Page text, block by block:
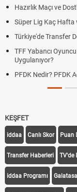
Hazırlık Maçı ve
Süper Lig Kaç Hafta
Türkiye'de Transfer
TFF Yabancı
Uygulanıyor?
PFDK Nedir? PFDK
KEŞFET
iddaa Canlı Skor Puan
Transfer Haberleri TV'de
iddaa Programı